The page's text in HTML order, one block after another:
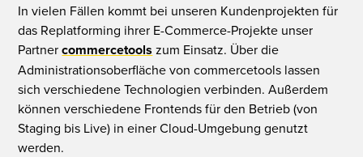
In vielen Fällen kommt bei unseren Kundenprojekten für
das Replatforming ihrer E-Commerce-Projekte unser
Partnercommercetools zum Einsatz. Über die
Administrationsoberfläche von commercetools lassen
sich verschiedene Technologien verbinden. Außerdem
können verschiedene Frontends für den Betrieb (von
Staging bis Live) in einer Cloud-Umgebung genutzt
werden.